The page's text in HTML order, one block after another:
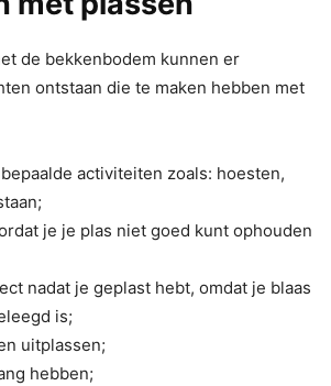
de bekkenbodem kunnen er
ontstaan die te maken hebben met
activiteiten zoals: hoesten,
je je plas niet goed kunt ophouden
nadat je geplast hebt, omdat je blaas
is;
uitplassen;
hebben;